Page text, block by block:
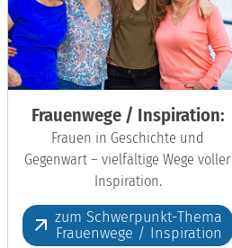
Frauenwege / Inspiration:
Frauen in Geschichte und
Gegenwart – vielfältige Wege voller
Inspiration.
zum Schwerpunkt-Thema
Frauenwege / Inspiration